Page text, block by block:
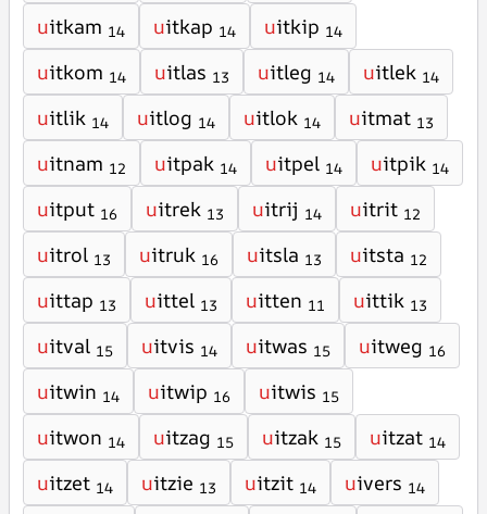
uitkam 14 uitkap 14 uitkip 14
uitkom 14 uitlas 13 uitleg 14 uitlek 14
uitlik 14 uitlog 14 uitlok 14 uitmat 13
uitnam 12 uitpak 14 uitpel 14 uitpik 14
uitput 16 uitrek 13 uitrij 14 uitrit 12
uitrol 13 uitruk 16 uitsla 13 uitsta 12
uittap 13 uittel 13 uitten 11 uittik 13
uitval 15 uitvis 14 uitwas 15 uitweg 16
uitwin 14 uitwip 16 uitwis 15
uitwon 14 uitzag 15 uitzak 15 uitzat 14
uitzet 14 uitzie 13 uitzit 14 uivers 14